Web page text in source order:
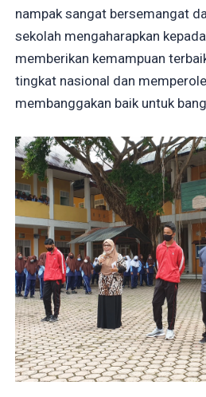
nampak sangat bersemangat
sekolah mengaharapkan
memberikan kemampuan
tingkat nasional dan
membanggakan baik untuk